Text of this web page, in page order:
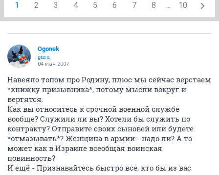
1 2 3 4 5 6 7 8 ... 10
Ogonek
guru
04 мая 2007
Навеяло топом про Родину, плюс мы сейчас верстаем
*книжку призывника*, потому мысли вокруг и
вертятся.
Как вы относитесь к срочной военной службе
вообще? Служили ли вы? Хотели бы служить по
контракту? Отправите своих сыновей или будете
*отмазывать*? Женщина в армии - надо ли? А то
может как в Израиле всеобщая воинская
повинность?
И ещё - Признавайтесь быстро все, кто бы из вас